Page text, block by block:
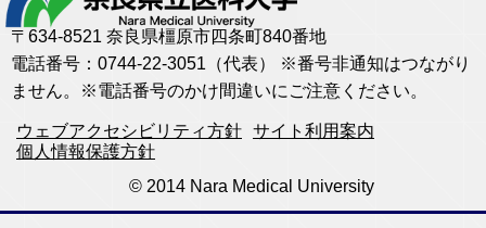
〒634-8521 奈良県橿原市四条町840番地
電話番号：0744-22-3051（代表） ※番号非通知はつながり
ません。※電話番号のかけ間違いにご注意ください。
ウェブアクセシビリティ方針 サイト利用案内
個人情報保護方針
© 2014 Nara Medical University